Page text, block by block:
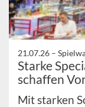
21.07.26 –
Starke
schaffen
Mit starken